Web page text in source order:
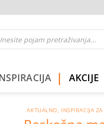
AKCIJE
AKTUALNO , INSPIRACIJA